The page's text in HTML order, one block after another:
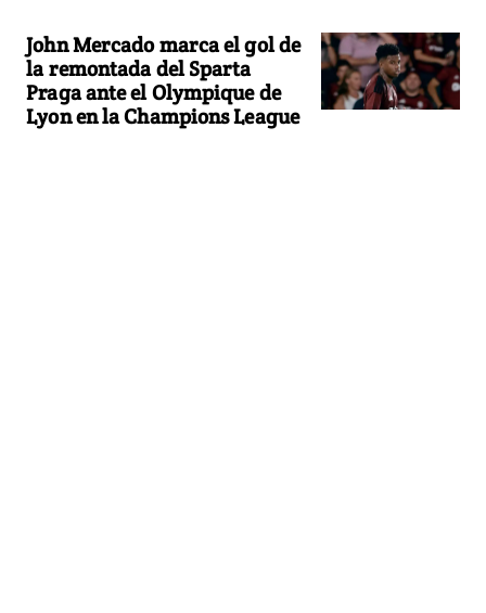
John Mercado marca el gol de
la remontada del Sparta
Praga ante el Olympique de
Lyon en la Champions League